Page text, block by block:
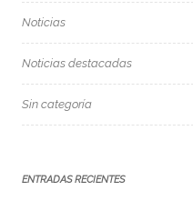
Noticias
Noticias destacadas
Sin categoría
ENTRADAS RECIENTES